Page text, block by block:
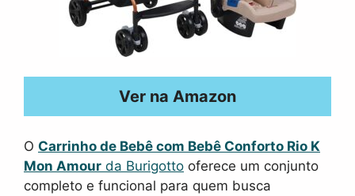
Ver na Amazon
O Carrinho de Bebê com Bebê Conforto Rio K
Mon Amour da Burigotto oferece um conjunto
completo e funcional para quem busca